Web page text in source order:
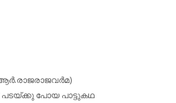
പോയ പാട്ടുകഥ